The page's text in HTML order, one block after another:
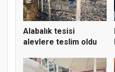
Alabalık tesisi
alevlere teslim oldu